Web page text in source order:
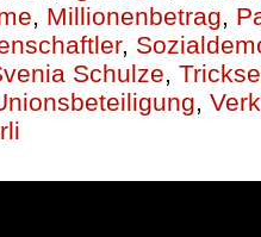
, Millionenbetrag,
,
Schulze,
,